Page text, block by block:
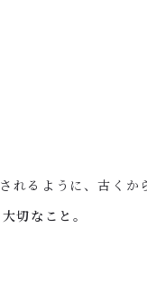
れるように、古くか
切なこと。